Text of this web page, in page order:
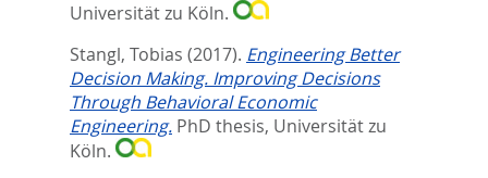
Universität zu Köln.
Stangl, Tobias (2017). Engineering Better
Decision Making. Improving Decisions
Through Behavioral Economic
Engineering. PhD thesis, Universität zu
Köln.